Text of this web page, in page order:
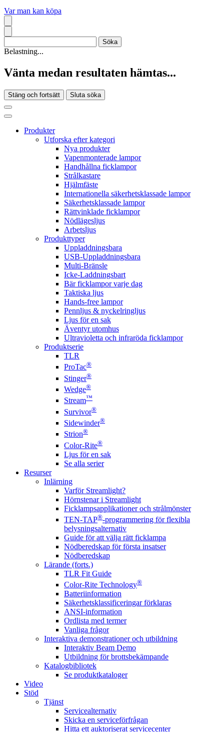
Var man kan köpa
Belastning...
Vänta medan resultaten hämtas...
Stäng och fortsätt Sluta söka
Produkter
Utforska efter kategori
Nya produkter
Vapenmonterade lampor
Handhållna ficklampor
Strålkastare
Hjälmfäste
Internationella säkerhetsklassade lampor
Säkerhetsklassade lampor
Rättvinklade ficklampor
Nödlägesljus
Arbetsljus
Produkttyper
Uppladdningsbara
USB-Uppladdningsbara
Multi-Bränsle
Icke-Laddningsbart
Bär ficklampor varje dag
Taktiska ljus
Hands-free lampor
Pennljus & nyckelringljus
Ljus för en sak
Äventyr utomhus
Ultravioletta och infraröda ficklampor
Produktserie
TLR
ProTac®
Stinger®
Wedge®
Stream™
Survivor®
Sidewinder®
Strion®
Color-Rite®
Ljus för en sak
Se alla serier
Resurser
Inlärning
Varför Streamlight?
Hörnstenar i Streamlight
Ficklampsapplikationer och strålmönster
TEN-TAP®-programmering för flexibla
belysningsalternativ
Guide för att välja rätt ficklampa
Nödberedskap för första insatser
Nödberedskap
Lärande (forts.)
TLR Fit Guide
Color-Rite Technology®
Batteriinformation
Säkerhetsklassificeringar förklaras
ANSI-information
Ordlista med termer
Vanliga frågor
Interaktiva demonstrationer och utbildning
Interaktiv Beam Demo
Utbildning för brottsbekämpande
Katalogbibliotek
Se produktkataloger
Video
Stöd
Tjänst
Servicealternativ
Skicka en serviceförfrågan
Hitta ett auktoriserat servicecenter